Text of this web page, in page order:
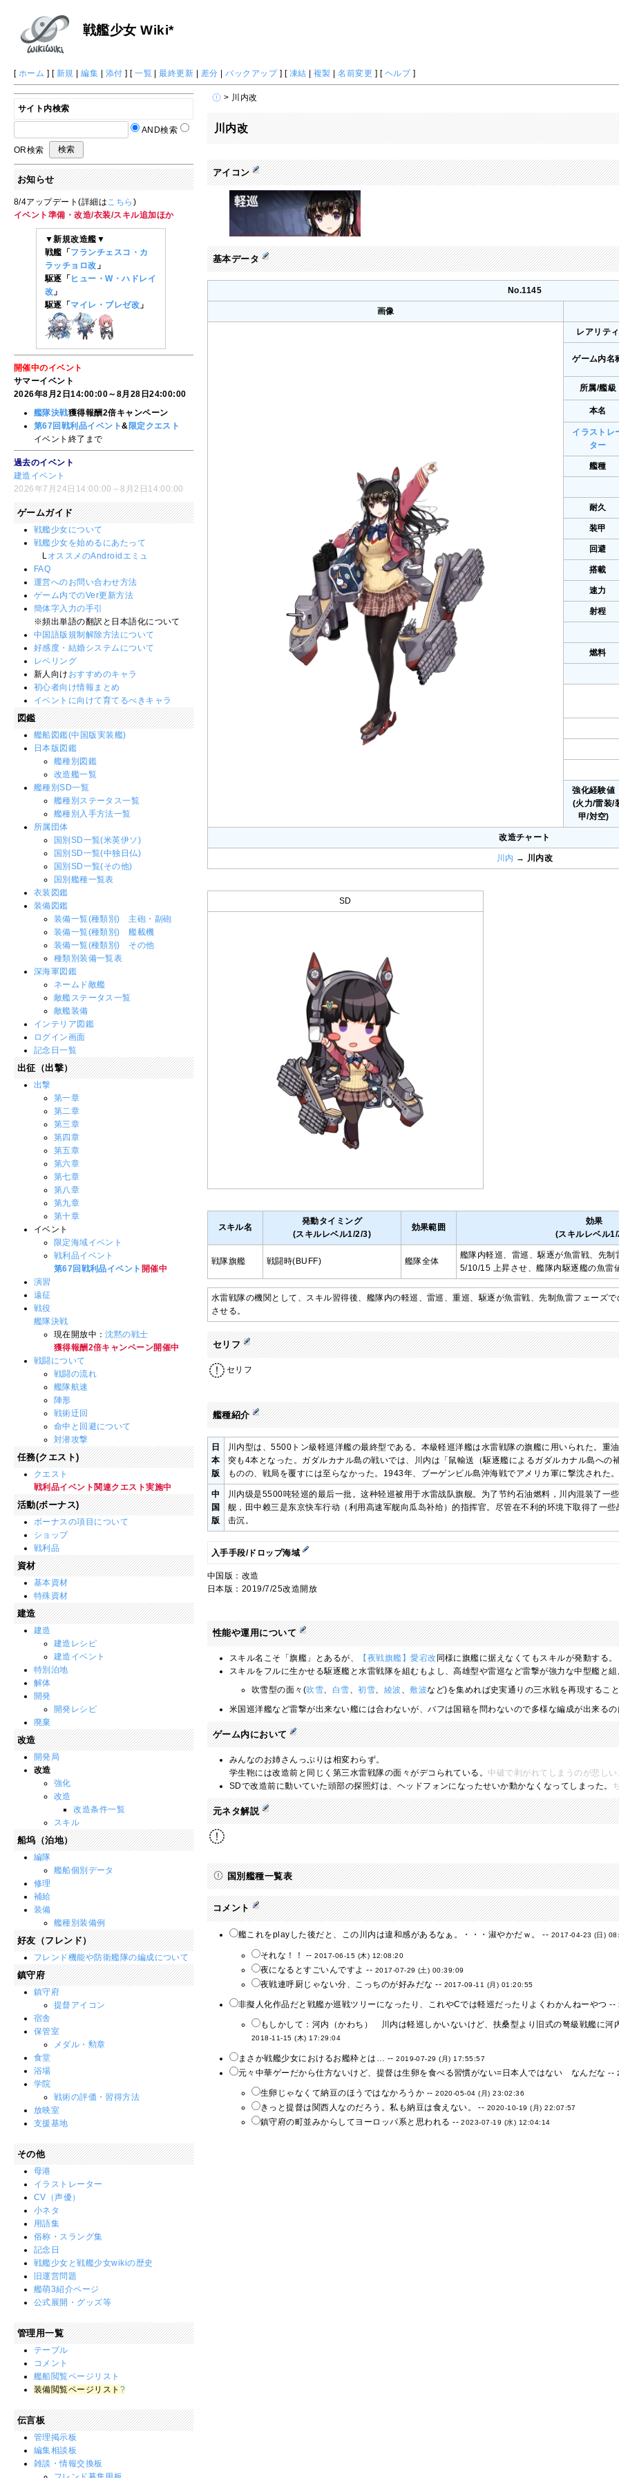
戦艦少女 Wiki*
[ ホーム ] [ 新規 |編集 | 添付 ] [一覧 |最終更新 | 差分 |バックアップ] [ 凍結 | 複製 |名前変更 ] [ ヘルプ]
> 川内改
川内改
アイコン
基本データ
No.1145
画像
レアリティ
ゲーム内名
所属/艦級
本名
イラストレ
ター
艦種
耐久
装甲
回避
搭載
速力
射程
燃料
強化経験値
(火力/雷装/
甲/対空)
改造チャート
川内 → 川内改
SD
スキル名
発動タイミング
(スキルレベル1/2/3)
効果範囲
効果
(スキルレベル
戦隊旗艦 戦闘時(BUFF) 艦隊全体
艦隊内軽巡、雷巡、駆逐が魚雷戦、先制
5/10/15 上昇させ、艦隊内駆逐艦の魚雷
水雷戦隊の機関として、スキル習得後、艦隊内の軽巡、雷巡、重巡、駆逐が魚雷戦、先制魚雷フェーズ
させる。
セリフ
セリフ
艦種紹介
日
本
版
川内型は、5500トン級軽巡洋艦の最終型である。本級軽巡洋艦は水雷戦隊の旗艦に用いられた。重
突も4本となった。ガダルカナル島の戦いでは、川内は「鼠輸送（駆逐艦によるガダルカナル島へ
ものの、戦局を覆すには至らなかった。1943年、ブーゲンビル島沖海戦でアメリカ軍に撃沈された。
中
国
版
川内级是5500吨轻巡的最后一批。这种轻巡被用于水雷战队旗舰。为了节约石油燃料，川内混装了
舰，田中赖三是东京快车行动（利用高速军舰向瓜岛补给）的指挥官。尽管在不利的环境下取得了一
击沉。
入手手段/ドロップ海域
中国版：改造
日本版：2019/7/25改造開放
性能や運用について
スキル名こそ「旗艦」とあるが、 【夜戦旗艦】愛宕改 同様に旗艦に据えなくてもスキルが発動する。
スキルをフルに生かせる駆逐艦と水雷戦隊を組むもよし、高雄型や雷巡など雷撃が強力な中型艦と組
吹雪型の面々(吹雪、 白雪、初雪、 綾波 、敷波など)を集めれば史実通りの三水戦を再現すること
米国巡洋艦など雷撃が出来ない艦には合わないが、バフは国籍を問わないので多様な編成が出来るの
ゲーム内において
みんなのお姉さんっぷりは相変わらず。
学生鞄には改造前と同じく第三水雷戦隊の面々がデコられている。 中破で剥がれてしまうのが悲しい
SDで改造前に動いていた頭部の探照灯は、ヘッドフォンになったせいか動かなくなってしまった。
元ネタ解説
国別艦種一覧表
コメント
艦これをplayした後だと、この川内は違和感があるなぁ。・・・淑やかだｗ。 -- 2017-04-23 (日)
それな！！ --2017-06-15 (木) 12:08:20
夜になるとすごいんですよ -- 2017-07-29 (土) 00:39:09
夜戦連呼厨じゃない分、こっちのが好みだな -- 2017-09-11 (月) 01:20:55
非擬人化作品だと戦艦か巡戦ツリーになったり、これやCでは軽巡だったりよくわかんねーやつ --
もしかして：河内（かわち） 川内は軽巡しかいないけど、扶桑型より旧式の弩級戦艦に
2018-11-15 (木) 17:29:04
まさか戦艦少女におけるお艦枠とは… --2019-07-29 (月) 17:55:57
元々中華ゲーだから仕方ないけど、提督は生卵を食べる習慣がない=日本人ではない なんだな --
生卵じゃなくて納豆のほうではなかろうか --2020-05-04 (月) 23:02:36
きっと提督は関西人なのだろう。私も納豆は食えない。 -- 2020-10-19 (月) 22:07:57
鎮守府の町並みからしてヨーロッパ系と思われる --2023-07-19 (水) 12:04:14
サイト内検索
AND検索
OR検索
お知らせ
8/4アップデート(詳細はこちら )
イベント準備・改造/衣装/スキル追加ほか
▼新規改造艦▼
戦艦「フランチェスコ・カ
ラッチョロ改 」
駆逐「ヒュー・W・ハドレイ
改 」
駆逐「マイレ・ブレゼ改 」
開催中のイベント
サマーイベント
2026年8月2日14:00:00～8月28日24:00:00
艦隊決戦獲得報酬2倍キャンペーン
第67回戦利品イベント& 限定クエスト
イベント終了まで
過去のイベント
建造イベント
2026年7月24日14:00:00～8月2日14:00:00
ゲームガイド
戦艦少女について
戦艦少女を始めるにあたって
L オススメのAndroidエミュ
FAQ
運営へのお問い合わせ方法
ゲーム内でのVer更新方法
簡体字入力の手引
※頻出単語の翻訳と日本語化について
中国語版規制解除方法について
好感度・結婚システムについて
レベリング
新人向け おすすめのキャラ
初心者向け情報まとめ
イベントに向けて育てるべきキャラ
図鑑
艦船図鑑(中国版実装艦)
日本版図鑑
艦種別図鑑
改造艦一覧
艦種別SD一覧
艦種別ステータス一覧
艦種別入手方法一覧
所属団体
国別SD一覧(米英伊ソ)
国別SD一覧(中独日仏)
国別SD一覧(その他)
国別艦種一覧表
衣装図鑑
装備図鑑
装備一覧(種類別) 主砲・副砲
装備一覧(種類別) 艦載機
装備一覧(種類別) その他
種類別装備一覧表
深海軍図鑑
ネームド敵艦
敵艦ステータス一覧
敵艦装備
インテリア図鑑
ログイン画面
記念日一覧
出征（出撃）
出撃
第一章
第二章
第三章
第四章
第五章
第六章
第七章
第八章
第九章
第十章
イベント
限定海域イベント
戦利品イベント
第67回戦利品イベント 開催中
演習
遠征
戦役
艦隊決戦
現在開放中：沈黙の戦士
獲得報酬2倍キャンペーン開催中
戦闘について
戦闘の流れ
艦隊航速
陣形
戦術迂回
命中と回避について
対潜攻撃
任務(クエスト)
クエスト
戦利品イベント関連クエスト実施中
活動(ボーナス)
ボーナスの項目について
ショップ
戦利品
資材
基本資材
特殊資材
建造
建造
建造レシピ
建造イベント
特別泊地
解体
開発
開発レシピ
廃棄
改造
開発局
改造
強化
改造
改造条件一覧
スキル
船坞（泊地）
編隊
艦船個別データ
修理
補給
装備
艦種別装備例
好友（フレンド）
フレンド機能や防衛艦隊の編成について
鎮守府
鎮守府
提督アイコン
宿舎
保管室
メダル・勲章
食堂
浴場
学院
戦術の評価・習得方法
放映室
支援基地
その他
母港
イラストレーター
CV（声優）
小ネタ
用語集
俗称・スラング集
記念日
戦艦少女と戦艦少女wikiの歴史
旧運営問題
艦萌3紹介ページ
公式展開・グッズ等
管理用一覧
テーブル
コメント
艦船閲覧ページリスト
装備閲覧ページリスト ?
伝言板
管理掲示板
編集相談板
雑談・情報交換板